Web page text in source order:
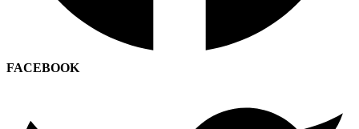
FACEBOOK